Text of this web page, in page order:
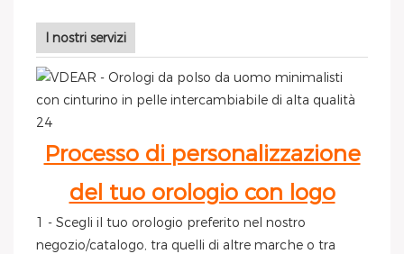
I nostri servizi
Processo di personalizzazione
del tuo orologio con logo
1 - Scegli il tuo orologio preferito nel nostro
negozio/catalogo, tra quelli di altre marche o tra